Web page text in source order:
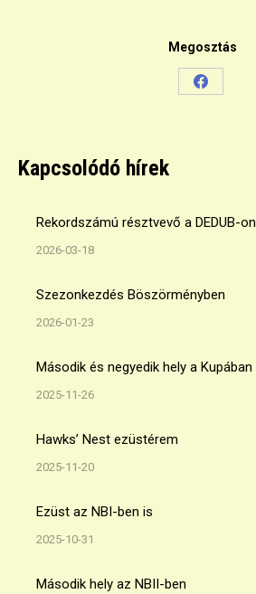
Megosztás
Share
Kapcsolódó hírek
Rekordszámú résztvevő a DEDUB-on
2026-03-18
Szezonkezdés Böszörményben
2026-01-23
Második és negyedik hely a Kupában
2025-11-26
Hawks’ Nest ezüstérem
2025-11-20
Ezüst az NBI-ben is
2025-10-31
Második hely az NBII-ben